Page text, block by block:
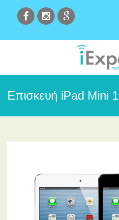
Επισκευή iPad Mini 1